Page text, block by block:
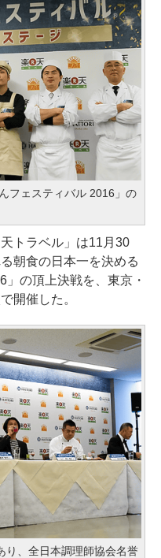
フェスティバル 2016」の
トラベル」は11月30
朝食の日本一を決める
」の頂上決戦を、東京・
開催した。
り、全日本調理師協会名誉